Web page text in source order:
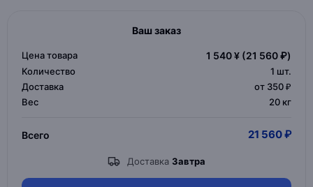
Ваш заказ
Цена товара 1 540 ¥ (21 560 ₽)
Количество 1 шт.
Доставка
от 350 ₽
Вес
20 кг
Всего 21 560 ₽
Доставка Завтра